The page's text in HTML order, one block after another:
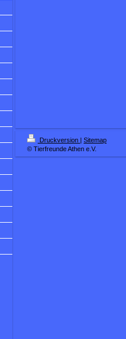
Druckversion | Sitemap
© Tierfreunde Athen e.V.